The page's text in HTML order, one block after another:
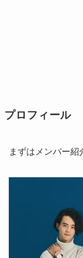
プロフィール
まずはメンバー紹